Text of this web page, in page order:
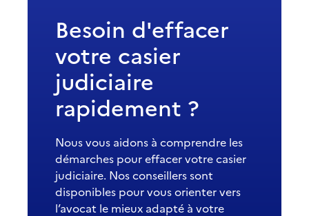
Besoin d'effacer
votre casier
judiciaire
rapidement ?
Nous vous aidons à comprendre les
démarches pour effacer votre casier
judiciaire. Nos conseillers sont
disponibles pour vous orienter vers
l’avocat le mieux adapté à votre